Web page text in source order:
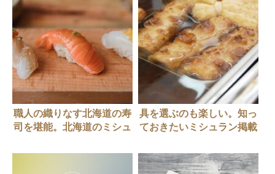
職人の織りなす北海道の寿
司を堪能。北海道のミシュ
具を選ぶのも楽しい。知っ
ておきたいミシュラン掲載